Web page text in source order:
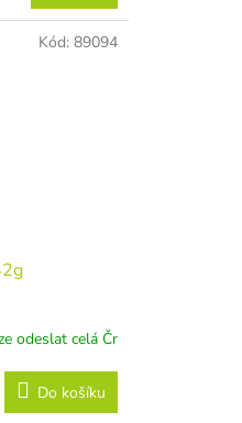
odeslat celá Čr
Do košíku
Kód: 89094